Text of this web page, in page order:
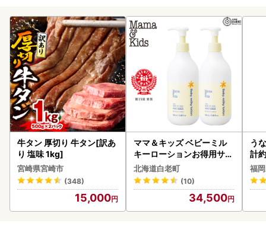
牛タン 厚切り 牛タン[訳あ
り 塩味 1kg]
宮崎県宮崎市
(348)
15,000
ママ＆キッズ ベビーミル
キーローションお得用サイ
ズ 380ml 2本セット CH21
0
北海道白老町
(10)
34,500
う
計
な
福